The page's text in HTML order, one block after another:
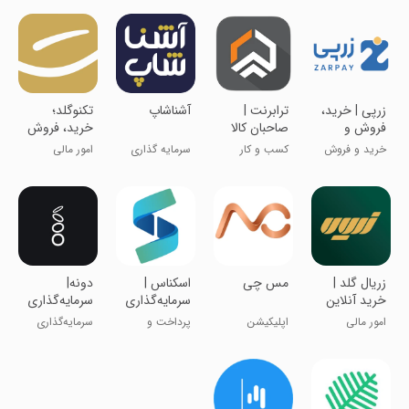
‏‏‏‏زرپی | خرید،
فروش و
قیمت طلا و
نقره
خرید و فروش
ترابرنت |
صاحبان کالا
کسب و کار
آشناشاپ
سرمایه گذاری
‏‏‏‏‏تکنوگلد؛
خرید، فروش
و قیمت طلا
امور مالی
‏‏زریال گلد |
خرید آنلاین
طلا
امور مالی
‏‏مس چی
اپلیکیشن
‏‏‏اسکناس |
سرمایه‌گذاری
۳۶۰درجه
پرداخت و
دونه|
سرمایه‌گذاری
ساده ارز
دیجیتال
سرمایه‌گذاری